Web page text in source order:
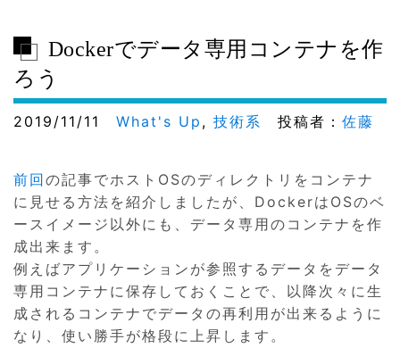
Dockerでデータ専用コンテナを作
ろう
2019/11/11 What's Up , 技術系 投稿者： 佐藤
前回の記事でホストOSのディレクトリをコンテナ
に見せる方法を紹介しましたが、DockerはOSのベ
ースイメージ以外にも、データ専用のコンテナを作
成出来ます。
例えばアプリケーションが参照するデータをデータ
専用コンテナに保存しておくことで、以降次々に生
成されるコンテナでデータの再利用が出来るように
なり、使い勝手が格段に上昇します。